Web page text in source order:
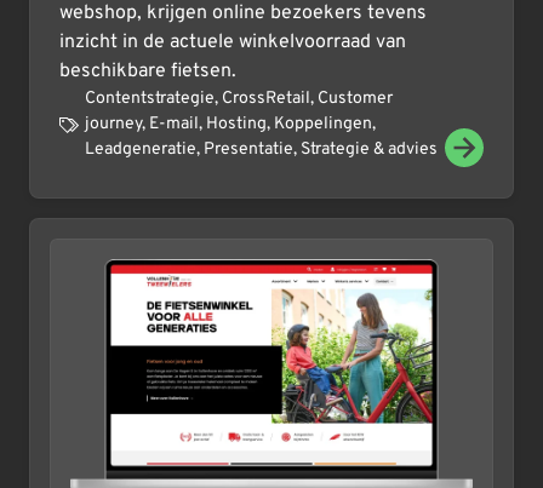
webshop, krijgen online bezoekers tevens
inzicht in de actuele winkelvoorraad van
beschikbare fietsen.
Contentstrategie, CrossRetail, Customer
journey, E-mail, Hosting, Koppelingen,
Leadgeneratie, Presentatie, Strategie & advies